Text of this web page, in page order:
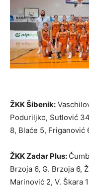
ŽKK Šibenik:
Poduriljko, Sutlović
8, Blaće 5, Friganović
ŽKK Zadar Plus:
Brzoja 6, G. Brzoja 6,
Marinović 2, V. Škara